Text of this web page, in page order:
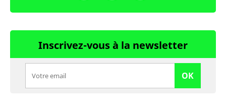
Inscrivez-vous à la newsletter
OK